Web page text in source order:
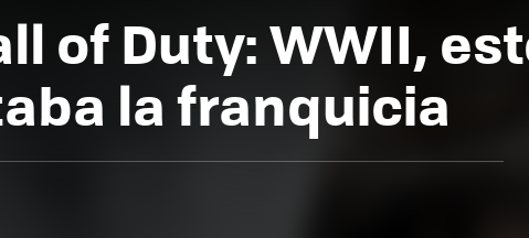
of Duty: WWII,
la franquicia